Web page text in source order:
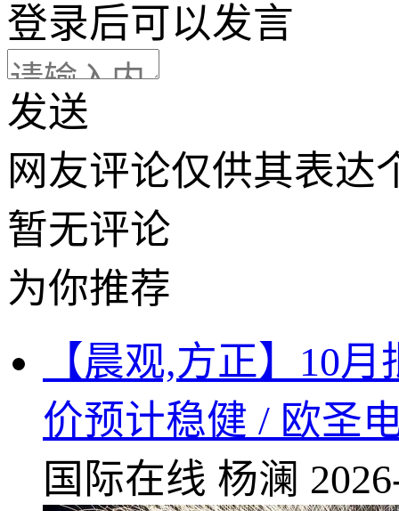
登录后可以发言
发送
网友评论仅供其表达
暂无评论
为你推荐
【晨观,方正】10
价预计稳健 / 欧圣
国际在线 杨澜